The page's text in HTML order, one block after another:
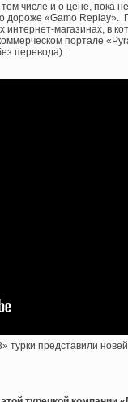
числе и о цене, пока
дороже «Gamo
интернет-магазинах, в
портале
перевода):
турки представили